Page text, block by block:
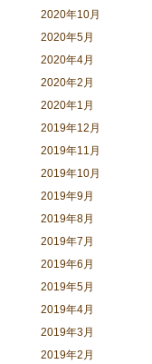
2020年10月
2020年5月
2020年4月
2020年2月
2020年1月
2019年12月
2019年11月
2019年10月
2019年9月
2019年8月
2019年7月
2019年6月
2019年5月
2019年4月
2019年3月
2019年2月